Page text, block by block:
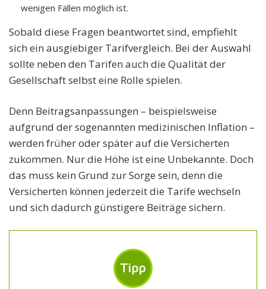
wenigen Fällen möglich ist.
Sobald diese Fragen beantwortet sind, empfiehlt
sich ein ausgiebiger Tarifvergleich. Bei der Auswahl
sollte neben den Tarifen auch die Qualität der
Gesellschaft selbst eine Rolle spielen.
Denn Beitragsanpassungen – beispielsweise
aufgrund der sogenannten medizinischen Inflation –
werden früher oder später auf die Versicherten
zukommen. Nur die Höhe ist eine Unbekannte. Doch
das muss kein Grund zur Sorge sein, denn die
Versicherten können jederzeit die Tarife wechseln
und sich dadurch günstigere Beiträge sichern.